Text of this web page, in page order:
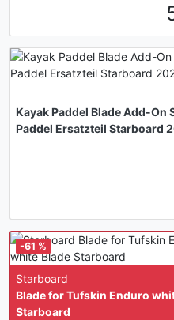
Kayak Paddel Blade Add-On
Paddel Ersatzteil Starboard
Starboard
Blade for Tufskin Enduro
Starboard
-61 %